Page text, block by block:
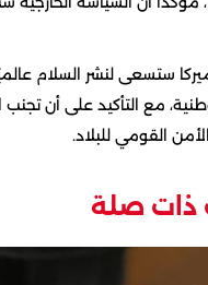
ستسعى لنشر السلام
مع التأكيد على أن
القومي للبلاد.
ذات صلة